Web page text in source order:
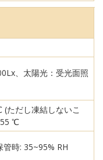
、太陽光：受光面照
ただし凍結しないこ
55 ℃
時: 35~95% RH